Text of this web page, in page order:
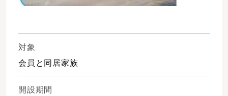
対象
会員と同居家族
開設期間